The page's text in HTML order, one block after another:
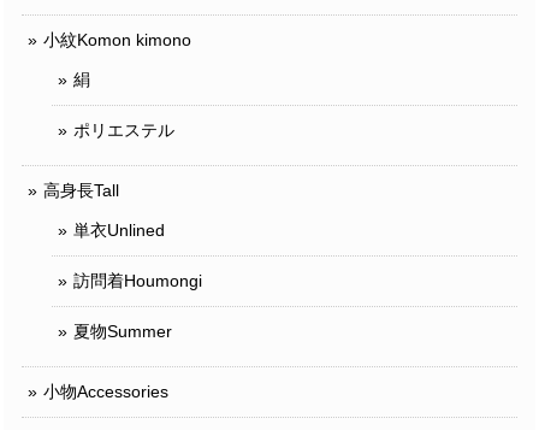
小紋Komon kimono
絹
ポリエステル
高身長Tall
単衣Unlined
訪問着Houmongi
夏物Summer
小物Accessories